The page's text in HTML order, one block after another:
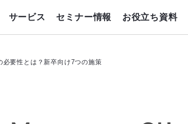
サービス セミナー情報 お役立ち資料
必要性とは？新卒向け7つの施策